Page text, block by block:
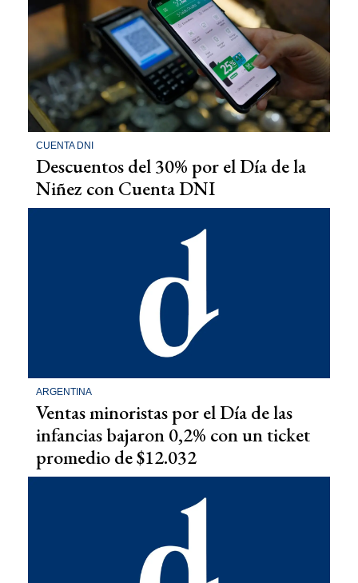
CUENTA DNI
Descuentos del 30% por el Día de la
Niñez con Cuenta DNI
ARGENTINA
Ventas minoristas por el Día de las
infancias bajaron 0,2% con un ticket
promedio de $12.032